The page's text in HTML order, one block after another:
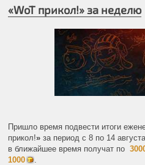
«WoT прикол!» за неделю
Пришло время подвести итоги
прикол!» за период с 8 по 14
в ближайшее время получат по
1000